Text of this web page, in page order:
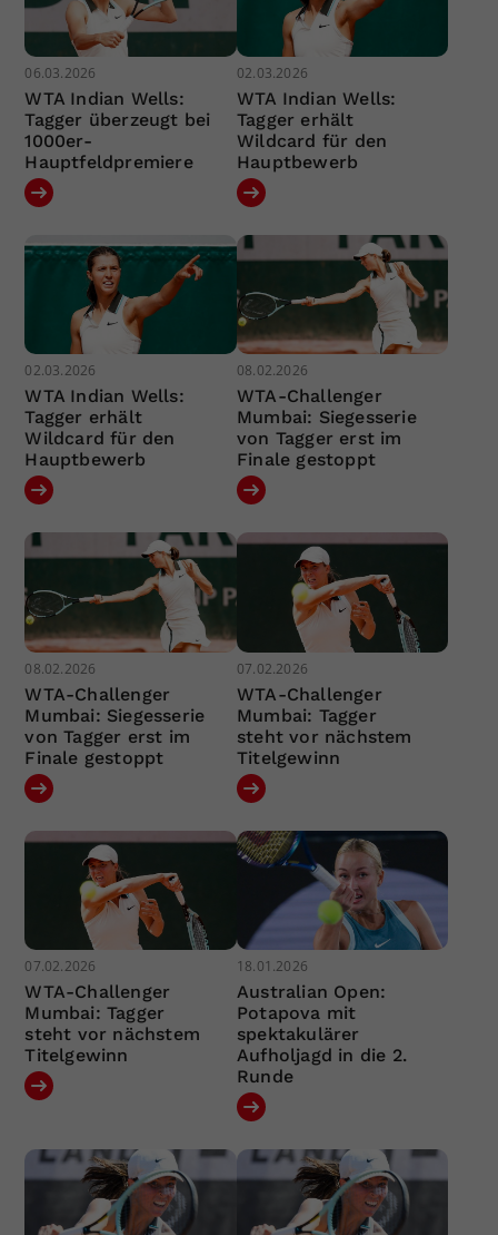
06.03.2026
WTA Indian Wells:
Tagger überzeugt bei
1000er-
Hauptfeldpremiere
02.03.2026
WTA Indian Wells:
Tagger erhält
Wildcard für den
Hauptbewerb
02.03.2026
WTA Indian Wells:
Tagger erhält
Wildcard für den
Hauptbewerb
08.02.2026
WTA-Challenger
Mumbai: Siegesserie
von Tagger erst im
Finale gestoppt
08.02.2026
WTA-Challenger
Mumbai: Siegesserie
von Tagger erst im
Finale gestoppt
07.02.2026
WTA-Challenger
Mumbai: Tagger
steht vor nächstem
Titelgewinn
07.02.2026
WTA-Challenger
Mumbai: Tagger
steht vor nächstem
Titelgewinn
18.01.2026
Australian Open:
Potapova mit
spektakulärer
Aufholjagd in die 2.
Runde